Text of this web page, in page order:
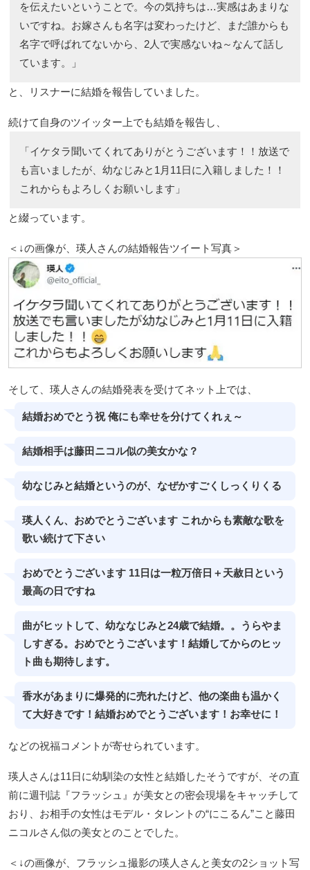
を伝えたいということで。今の気持ちは…実感はあまりな
いですね。お嫁さんも名字は変わったけど、まだ誰からも
名字で呼ばれてないから、2人で実感ないね～なんて話し
ています。」
と、リスナーに結婚を報告していました。
続けて自身のツイッター上でも結婚を報告し、
「イケタラ聞いてくれてありがとうございます！！放送で
も言いましたが、幼なじみと1月11日に入籍しました！！
これからもよろしくお願いします」
と綴っています。
＜↓の画像が、瑛人さんの結婚報告ツイート写真＞
そして、瑛人さんの結婚発表を受けてネット上では、
結婚おめでとう祝 俺にも幸せを分けてくれぇ～
結婚相手は藤田ニコル似の美女かな？
幼なじみと結婚というのが、なぜかすごくしっくりくる
瑛人くん、おめでとうございます これからも素敵な歌を
歌い続けて下さい
おめでとうございます 11日は一粒万倍日＋天赦日という
最高の日ですね
曲がヒットして、幼ななじみと24歳で結婚。。うらやま
しすぎる。おめでとうございます！結婚してからのヒッ
ト曲も期待します。
香水があまりに爆発的に売れたけど、他の楽曲も温かく
て大好きです！結婚おめでとうございます！お幸せに！
などの祝福コメントが寄せられています。
瑛人さんは11日に幼馴染の女性と結婚したそうですが、その直
前に週刊誌『フラッシュ』が美女との密会現場をキャッチして
おり、お相手の女性はモデル・タレントの“にこるん”こと藤田
ニコルさん似の美女とのことでした。
＜↓の画像が、フラッシュ撮影の瑛人さんと美女の2ショット写